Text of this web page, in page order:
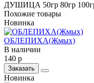
ДУШИЦА 50гр 80гр
Похожие товары
Новинка
ОБЛЕПИХА(Жмых)
В наличии
140 р
Заказать
Новинка